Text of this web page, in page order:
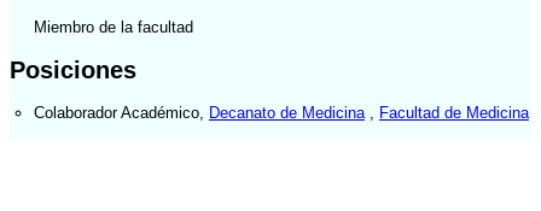
Miembro de la facultad
Posiciones
Colaborador Académico Decanato de Medicina Facultad de Medicina